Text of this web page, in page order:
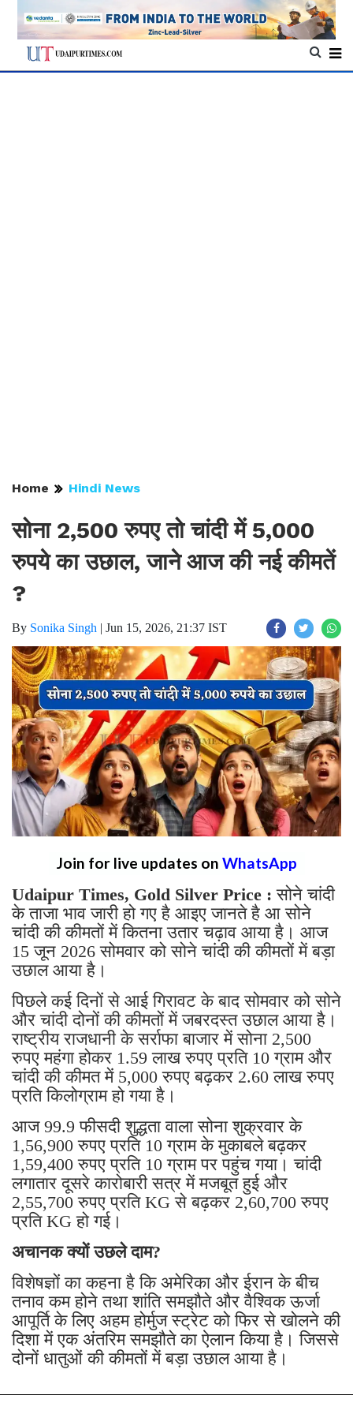
Home Hindi News
सोना 2,500 रुपए तो चांदी में 5,000
रुपये का उछाल, जाने आज की नई कीमतें
?
By Sonika Singh | Jun 15, 2026, 21:37 IST
Join for live updates on WhatsApp
Udaipur Times, Gold Silver Price : सोने चांदी
के ताजा भाव जारी हो गए है आइए जानते है आ सोने
चांदी की कीमतों में कितना उतार चढ़ाव आया है। आज
15 जून 2026 सोमवार को सोने चांदी की कीमतों में बड़ा
उछाल आया है।
पिछले कई दिनों से आई गिरावट के बाद सोमवार को सोने
और चांदी दोनों की कीमतों में जबरदस्त उछाल आया है।
राष्ट्रीय राजधानी के सर्राफा बाजार में सोना 2,500
रुपए महंगा होकर 1.59 लाख रुपए प्रति 10 ग्राम और
चांदी की कीमत में 5,000 रुपए बढ़कर 2.60 लाख रुपए
प्रति किलोग्राम हो गया है।
आज 99.9 फीसदी शुद्धता वाला सोना शुक्रवार के
1,56,900 रुपए प्रति 10 ग्राम के मुकाबले बढ़कर
1,59,400 रुपए प्रति 10 ग्राम पर पहुंच गया। चांदी
लगातार दूसरे कारोबारी सत्र में मजबूत हुई और
2,55,700 रुपए प्रति KG से बढ़कर 2,60,700 रुपए
प्रति KG हो गई।
अचानक क्यों उछले दाम?
विशेषज्ञों का कहना है कि अमेरिका और ईरान के बीच
तनाव कम होने तथा शांति समझौते और वैश्विक ऊर्जा
आपूर्ति के लिए अहम होर्मुज स्ट्रेट को फिर से खोलने की
दिशा में एक अंतरिम समझौते का ऐलान किया है। जिससे
दोनों धातुओं की कीमतों में बड़ा उछाल आया है।